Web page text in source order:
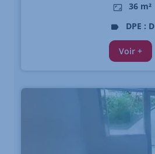
36 m²
DPE : D
Voir +